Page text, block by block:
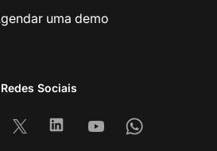
uma demo
Redes Sociais
X LinkedinYoutubeWhatsapp